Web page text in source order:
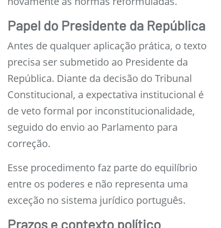
Papel do Presidente da República
Antes de qualquer aplicação prática, o texto
precisa ser submetido ao Presidente da
República. Diante da decisão do Tribunal
Constitucional, a expectativa institucional é
de veto formal por inconstitucionalidade,
seguido do envio ao Parlamento para
correção.
Esse procedimento faz parte do equilíbrio
entre os poderes e não representa uma
exceção no sistema jurídico português.
Prazos e contexto político